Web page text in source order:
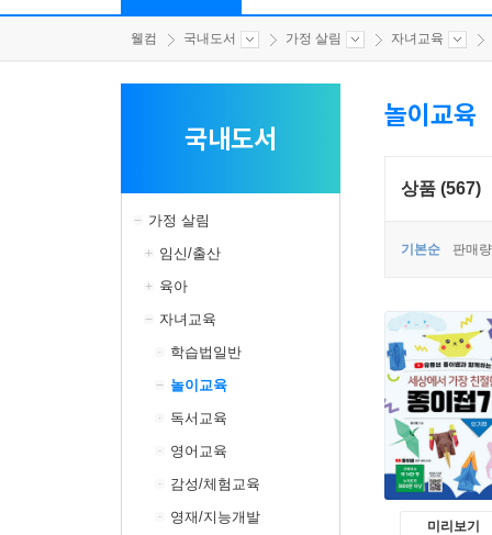
웰컴 국내도서 가정 살림 자녀교육
국내도서
가정 살림
임신/출산
육아
자녀교육
학습법일반
놀이교육
독서교육
영어교육
감성/체험교육
영재/지능개발
놀이교육
상품 (567)
기본순 판매
미리보기